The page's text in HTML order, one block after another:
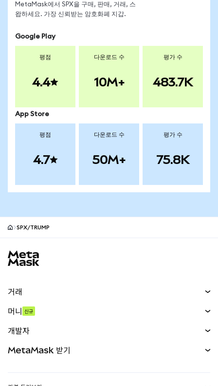
MetaMask에서 SPX을 구매, 판매, 거래, 스
왑하세요. 가장 신뢰받는 암호화폐 지갑.
Google Play
평점
4.4
다운로드 수
10M+
평가 수
483.7K
App Store
평점
4.7
다운로드 수
50M+
평가 수
75.8K
SPX/TRUMP
거래
무기한 선물
실물자산
머니 신규
개발자
MetaMask 받기